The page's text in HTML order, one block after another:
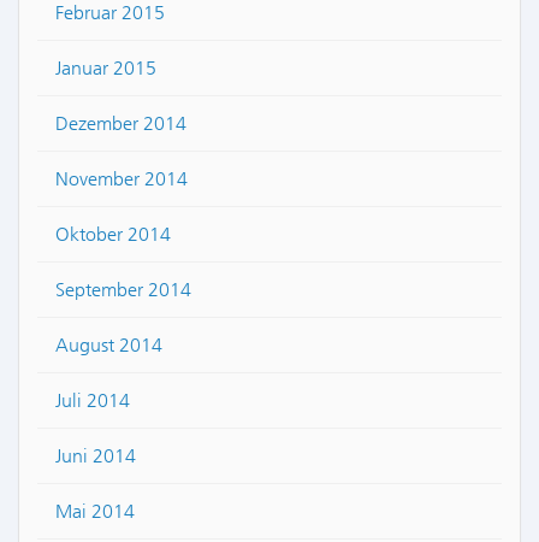
Februar 2015
Januar 2015
Dezember 2014
November 2014
Oktober 2014
September 2014
August 2014
Juli 2014
Juni 2014
Mai 2014